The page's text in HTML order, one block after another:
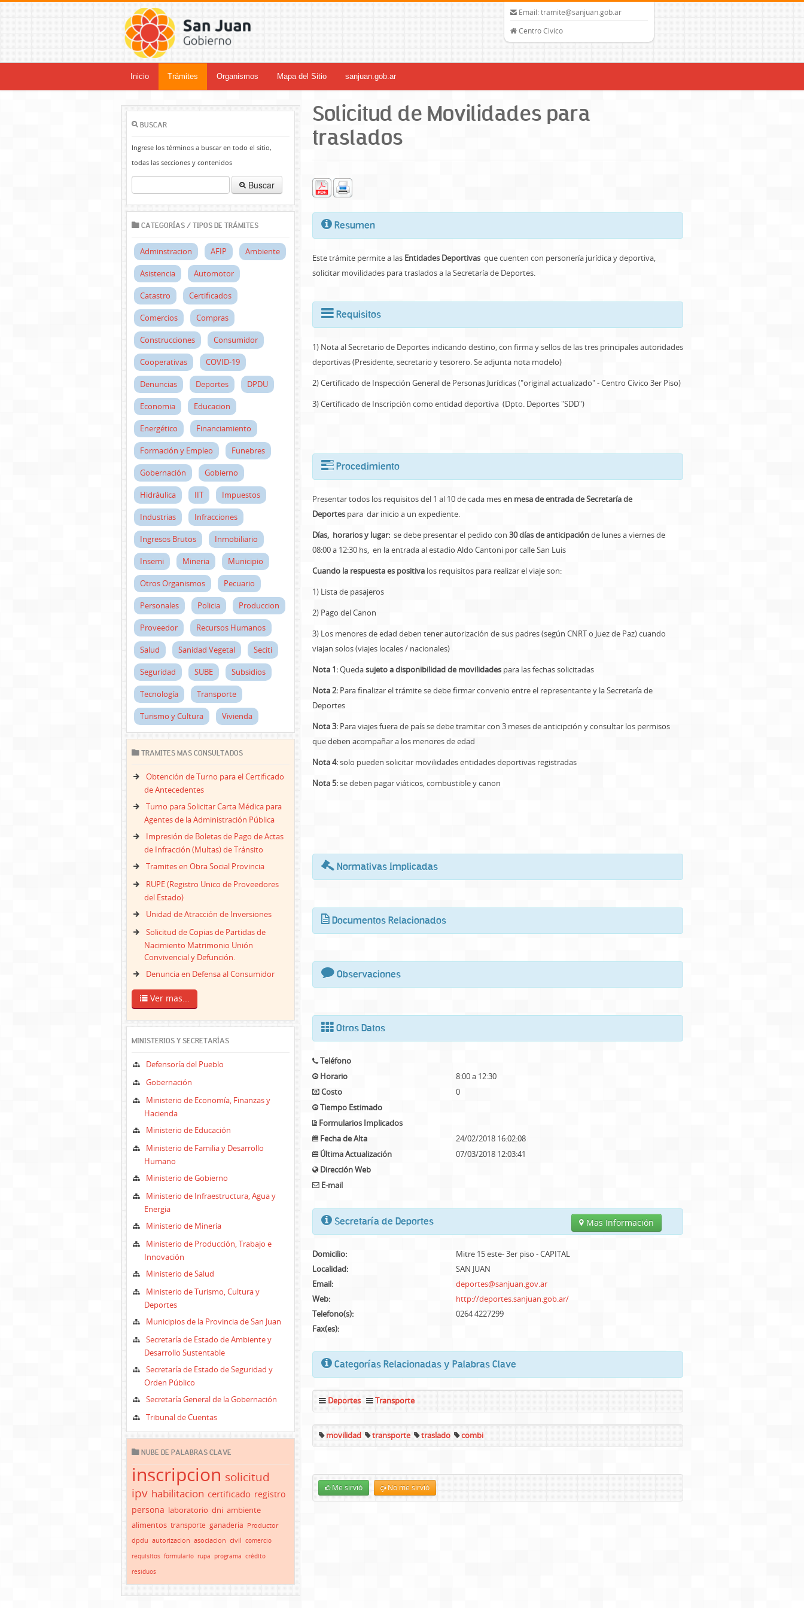
Email: tramite@sanjuan.gob.ar
Centro Civico
Inicio Trámites Organismos Mapa del Sitio sanjuan.gob.ar
BUSCAR
Ingrese los términos a buscar en todo el sitio,
todas las secciones y contenidos
Buscar
CATEGORÍAS / TIPOS DE TRÁMITES
Adminstracion AFIP Ambiente
Asistencia Automotor
Catastro Certificados
Comercios Compras
Construcciones Consumidor
Cooperativas COVID-19
Denuncias Deportes DPDU
Economia Educacion
Energético Financiamiento
Formación y Empleo Funebres
Gobernación Gobierno
Hidráulica IIT Impuestos
Industrias Infracciones
Ingresos Brutos Inmobiliario
Insemi Mineria Municipio
Otros Organismos Pecuario
Personales Policia Produccion
Proveedor Recursos Humanos
Salud Sanidad Vegetal Seciti
Seguridad SUBE Subsidios
Tecnología Transporte
Turismo y Cultura Vivienda
TRAMITES MAS CONSULTADOS
Obtención de Turno para el Certificado
de Antecedentes
Turno para Solicitar Carta Médica para
Agentes de la Administración Pública
Impresión de Boletas de Pago de Actas
de Infracción (Multas) de Tránsito
Tramites en Obra Social Provincia
RUPE (Registro Unico de Proveedores
del Estado)
Unidad de Atracción de Inversiones
Solicitud de Copias de Partidas de
Nacimiento Matrimonio Unión
Convivencial y Defunción.
Denuncia en Defensa al Consumidor
Ver mas...
MINISTERIOS Y SECRETARÍAS
Defensoría del Pueblo
Gobernación
Ministerio de Economía, Finanzas y
Hacienda
Ministerio de Educación
Ministerio de Familia y Desarrollo
Humano
Ministerio de Gobierno
Ministerio de Infraestructura, Agua y
Energia
Ministerio de Minería
Ministerio de Producción, Trabajo e
Innovación
Ministerio de Salud
Ministerio de Turismo, Cultura y
Deportes
Municipios de la Provincia de San Juan
Secretaría de Estado de Ambiente y
Desarrollo Sustentable
Secretaría de Estado de Seguridad y
Orden Público
Secretaría General de la Gobernación
Tribunal de Cuentas
NUBE DE PALABRAS CLAVE
inscripcion solicitud
ipv habilitacion certificado registro
persona laboratorio dni ambiente
alimentos transporte ganaderia Productor
dpdu autorizacion asociacion civil comercio
requisitos formulario rupa programa crédito
residuos
Solicitud de Movilidades para
traslados
Resumen
Este trámite permite a las Entidades Deportivas que cuenten con personería jurídica y deportiva,
solicitar movilidades para traslados a la Secretaría de Deportes.
Requisitos
1) Nota al Secretario de Deportes indicando destino, con firma y sellos de las tres principales autoridades
deportivas (Presidente, secretario y tesorero. Se adjunta nota modelo)
2) Certificado de Inspección General de Personas Jurídicas ("original actualizado" - Centro Cívico 3er Piso)
3) Certificado de Inscripción como entidad deportiva (Dpto. Deportes "SDD")
Procedimiento
Presentar todos los requisitos del 1 al 10 de cada mesen mesa de entrada de Secretaría de
Deportes para dar inicio a un expediente.
Días, horarios y lugar: se debe presentar el pedido con 30 días de anticipaciónde lunes a viernes de
08:00 a 12:30 hs, en la entrada al estadio Aldo Cantoni por calle San Luis
Cuando la respuesta es positiva los requisitos para realizar el viaje son:
1) Lista de pasajeros
2) Pago del Canon
3) Los menores de edad deben tener autorización de sus padres (según CNRT o Juez de Paz) cuando
viajan solos (viajes locales / nacionales)
Nota 1:Quedasujeto a disponibilidad de movilidades para las fechas solicitadas
Nota 2: Para finalizar el trámite se debe firmar convenio entre el representante y la Secretaría de
Deportes
Nota 3: Para viajes fuera de país se debe tramitar con 3 meses de anticipción y consultar los permisos
que deben acompañar a los menores de edad
Nota 4:solo pueden solicitar movilidades entidades deportivas registradas
Nota 5:se deben pagar viáticos, combustible y canon
Normativas Implicadas
Documentos Relacionados
Observaciones
Otros Datos
Teléfono
Horario
8:00 a 12:30
Costo
0
Tiempo Estimado
Formularios Implicados
Fecha de Alta
24/02/2018 16:02:08
Última Actualización
07/03/2018 12:03:41
Dirección Web
E-mail
Mas Información
Secretaría de Deportes
Domicilio:
Mitre 15 este- 3er piso - CAPITAL
Localidad:
SAN JUAN
Email:
deportes@sanjuan.gov.ar
Web:
http://deportes.sanjuan.gob.ar/
Telefono(s):
0264 4227299
Fax(es):
Categorías Relacionadas y Palabras Clave
Deportes Transporte
movilidad transporte traslado combi
Me sirvió No me sirvió